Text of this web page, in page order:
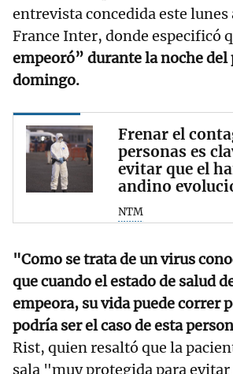
entrevista concedida este lunes
France Inter, donde especificó
empeoró” durante la noche del
domingo.
Frenar el
personas es
evitar que el
andino
NTM
"Como se trata de un virus
que cuando el estado de salud
empeora, su vida puede correr
podría ser el caso de esta
Rist, quien resaltó que la
sala "muy protegida para evitar